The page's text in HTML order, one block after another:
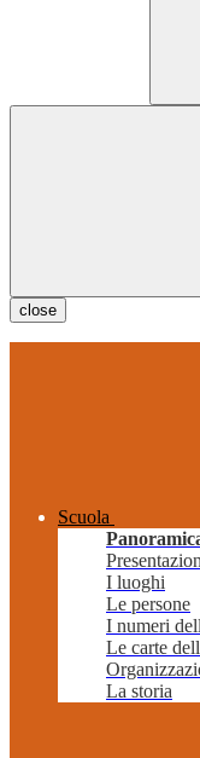
close
Scuola
I luoghi
Le persone
I numeri
Le carte
La storia